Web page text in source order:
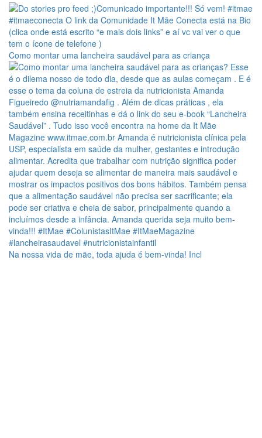
Como montar uma lancheira saudável para as criança
Na nossa vida de mãe, toda ajuda é bem-vinda! Incl